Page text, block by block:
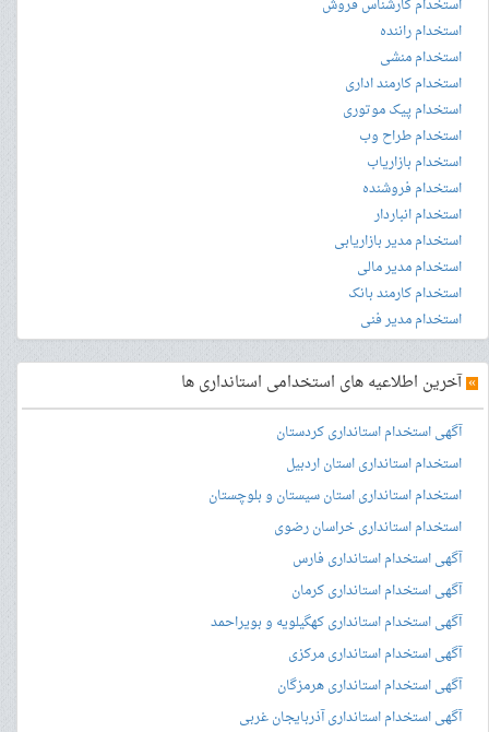
استخدام کارشناس فروش
استخدام راننده
استخدام منشی
استخدام کارمند اداری
استخدام پیک موتوری
استخدام طراح وب
استخدام بازاریاب
استخدام فروشنده
استخدام انباردار
استخدام مدیر بازاریابی
استخدام مدیر مالی
استخدام کارمند بانک
استخدام مدیر فنی
»آخرین اطلاعیه های استخدامی استانداری ها
آگهی استخدام استانداری کردستان
استخدام استانداری استان اردبیل
استخدام استانداری استان سیستان و بلوچستان
استخدام استانداری خراسان رضوی
آگهی استخدام استانداری فارس
آگهی استخدام استانداری کرمان
آگهی استخدام استانداری کهگیلویه و بویراحمد
آگهی استخدام استانداری مرکزی
آگهی استخدام استانداری هرمزگان
آگهی استخدام استانداری آذربایجان غربی